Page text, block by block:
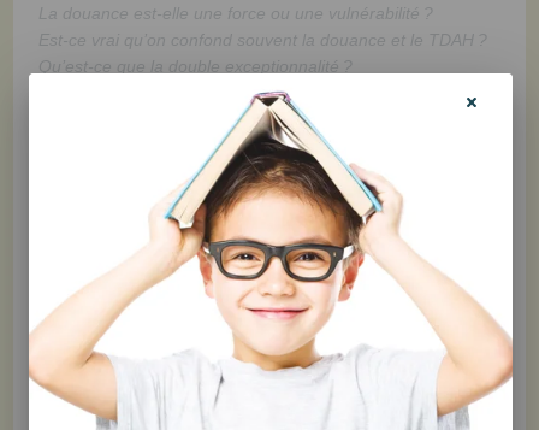
La douance est-elle une force ou une vulnérabilité ?
Est-ce vrai qu’on confond souvent la douance et le TDAH ?
Qu’est-ce que la double exceptionnalité ?
Si vous avez déjà rencontré un enfant clairement particulier,
qui semble avoir une capacité d’apprentissage
exceptionnelle; un enfant à l’énergie et à la créativité
débordantes, qui se distingue par son regard et son langage
d’adulte, mais aussi par sa lucidité, ses intérêts complexes,
ses questionnements incessants et son imagination hors
normes, peut-être étiez-vous en présence d’un enfant doué
ou doublement exceptionnel.
Mais qu’est-ce que la douance au juste ? Qu’entend-on par
haut potentiel intellectuel et créatif ? À ce jour, très peu de
livres permettent de faire le point sur ces sujets qui,
pourtant, soulèvent une multitude de questions et de